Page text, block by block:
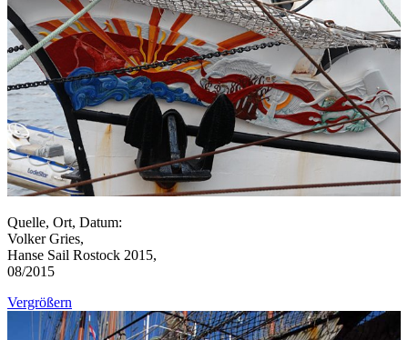
Quelle, Ort, Datum:
Volker Gries,
Hanse Sail Rostock 2015,
08/2015
Vergrößern